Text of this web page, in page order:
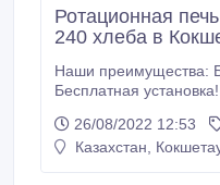
Ротационная
240 хлеба в
Наши преимущества:
Бесплатная
ротационной печи! Техническая характеристика:
Длина –230см Высота –285см Ширина –160см Вес
26/08/2022 12:53
Казахстан,